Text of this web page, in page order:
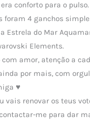
conforto para o pulso.
foram 4 ganchos
Estrela do Mar
Elements.
amor, atenção a
por mais, com
♥
vais renovar os teus
me para dar